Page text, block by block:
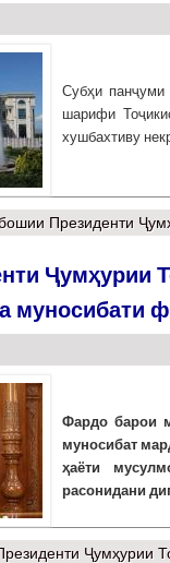
Субҳи
шарифи
хушбахтиву
Президенти
Ҷумҳурии
муносибати
Фардо барои
муносибат
ҳаёти
расонидани
Ҷумҳурии